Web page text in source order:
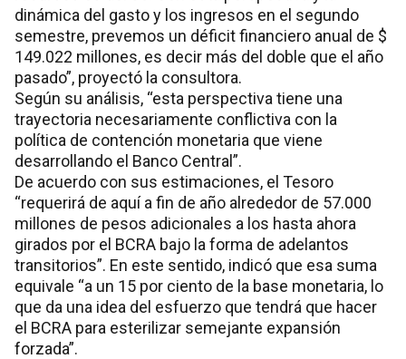
dinámica del gasto y los ingresos en el segundo
semestre, prevemos un déficit financiero anual de $
149.022 millones, es decir más del doble que el año
pasado”, proyectó la consultora.
Según su análisis, “esta perspectiva tiene una
trayectoria necesariamente conflictiva con la
política de contención monetaria que viene
desarrollando el Banco Central”.
De acuerdo con sus estimaciones, el Tesoro
“requerirá de aquí a fin de año alrededor de 57.000
millones de pesos adicionales a los hasta ahora
girados por el BCRA bajo la forma de adelantos
transitorios”. En este sentido, indicó que esa suma
equivale “a un 15 por ciento de la base monetaria, lo
que da una idea del esfuerzo que tendrá que hacer
el BCRA para esterilizar semejante expansión
forzada”.